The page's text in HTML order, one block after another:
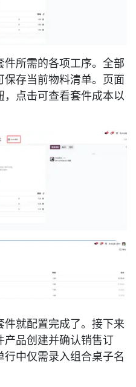
所需的各项工序。全部
保存当前物料清单。页面
，点击可查看套件成本以
就配置完成了。接下来
产品创建并确认销售订
中仅需录入组合桌子名